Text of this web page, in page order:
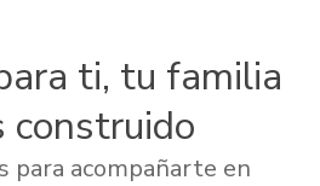
ti, tu familia
construido
para acompañarte en